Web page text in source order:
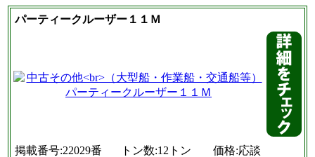
パーティークルーザー１１Ｍ
掲載番号:22029番 トン数:12トン
価格:応談